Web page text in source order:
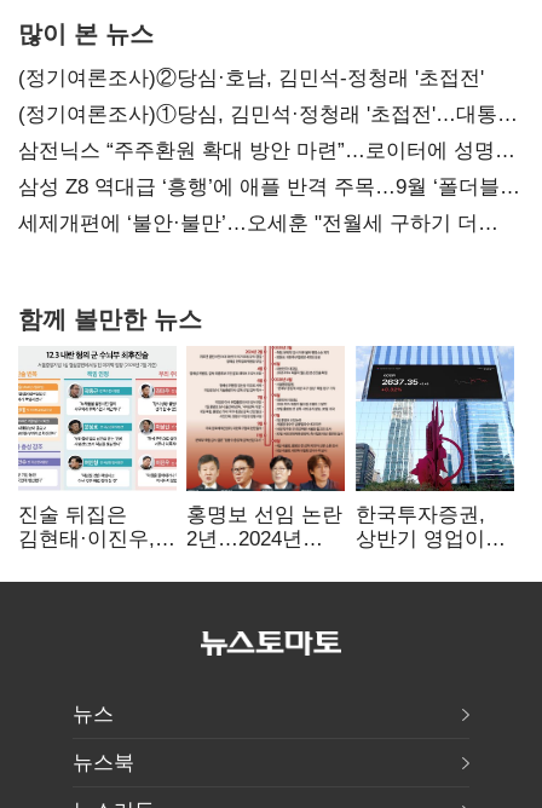
많이 본 뉴스
(정기여론조사)②당심·호남, 김민석-정청래 '초접전'
(정기여론조사)①당심, 김민석·정청래 '초접전'…대통령
지지도 '50% 아래로'(종합)
삼전닉스 “주주환원 확대 방안 마련”…로이터에 성명
보내
삼성 Z8 역대급 ‘흥행’에 애플 반격 주목…9월 ‘폴더블
대전’
세제개편에 ‘불안·불만’…오세훈 "전월세 구하기 더
함께 볼만한 뉴스
진술 뒤집은
김현태·이진우,
헌신"…법정서
홍명보 선임 논란
2년…2024년
압색까지
한국투자증권,
상반기 영업이익
전년비 89.1%↑
뉴스
뉴스북